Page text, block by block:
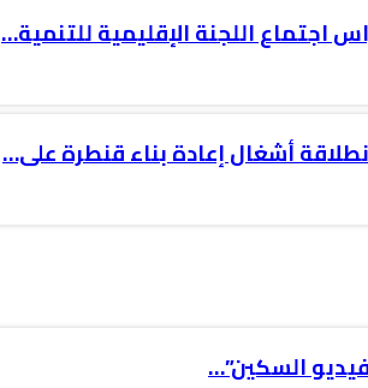
اجتماع اللجنة الإقليمية للتنمية…
أشغال إعادة بناء قنطرة على…
السكين”…